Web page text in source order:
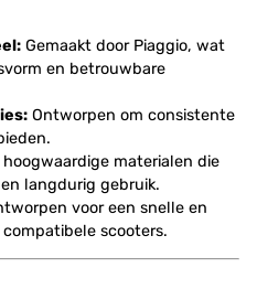
Gemaakt door Piaggio, wat
en betrouwbare
Ontworpen om consistente
materialen die
langdurig gebruik.
voor een snelle en
scooters.